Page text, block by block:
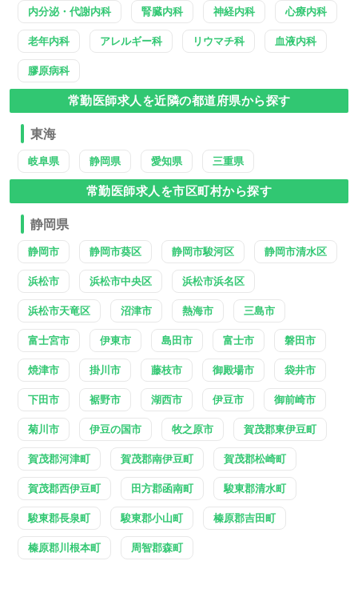
内分泌・代謝内科 腎臓内科 神経内科 心療内科
老年内科 アレルギー科 リウマチ科 血液内科
膠原病科
常勤医師求人を近隣の都道府県から探す
東海
岐阜県 静岡県 愛知県 三重県
常勤医師求人を市区町村から探す
静岡県
静岡市 静岡市葵区 静岡市駿河区 静岡市清水区
浜松市 浜松市中央区 浜松市浜名区
浜松市天竜区 沼津市 熱海市 三島市
富士宮市 伊東市 島田市 富士市 磐田市
焼津市 掛川市 藤枝市 御殿場市 袋井市
下田市 裾野市 湖西市 伊豆市 御前崎市
菊川市 伊豆の国市 牧之原市 賀茂郡東伊豆町
賀茂郡河津町 賀茂郡南伊豆町 賀茂郡松崎町
賀茂郡西伊豆町 田方郡函南町 駿東郡清水町
駿東郡長泉町 駿東郡小山町 榛原郡吉田町
榛原郡川根本町 周智郡森町